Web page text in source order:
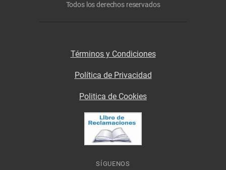
Todos los derechos reservados
Términos y Condiciones
Política de Privacidad
Politica de Cookies
SÍGUENOS